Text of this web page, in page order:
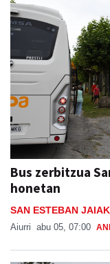
Bus zerbitzua
honetan
SAN ESTEBAN
Aiurri abu 05, 07:00